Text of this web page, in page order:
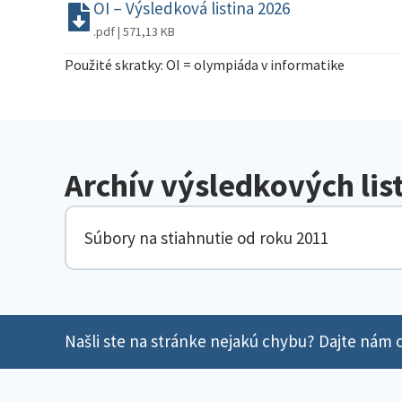
OI – Výsledková listina 2026
.pdf | 571,13 KB
Použité skratky: OI = olympiáda v informatike
Archív výsledkových
Súbory na stiahnutie od roku 2011
Našli ste na stránke nejakú chybu? Dajte nám